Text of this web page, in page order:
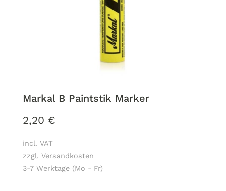
Markal B Paintstik Marker
2,20 €
incl. VAT
zzgl. Versandkosten
3-7 Werktage (Mo - Fr)